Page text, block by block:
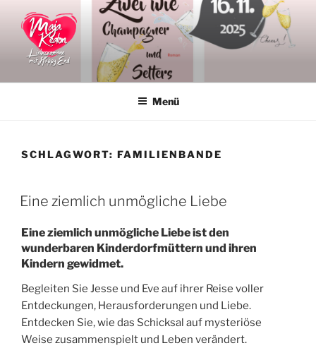
Inhalt
springen
MAJA KEATON
Menü
SCHLAGWORT: FAMILIENBANDE
VERÖFFENTLICHT
AM
Eine ziemlich unmögliche Liebe
Eine ziemlich unmögliche Liebe ist den
wunderbaren Kinderdorfmüttern und ihren
Kindern gewidmet.
Begleiten Sie Jesse und Eve auf ihrer Reise voller
Entdeckungen, Herausforderungen und Liebe.
Entdecken Sie, wie das Schicksal auf mysteriöse
Weise zusammenspielt und Leben verändert.